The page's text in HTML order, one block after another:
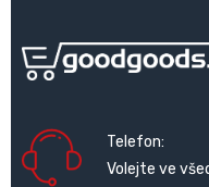
Telefon:
Volejte ve